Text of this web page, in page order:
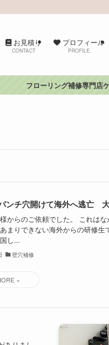
お見積り
CONTACT
プロフィール
PROFILE
フローリング補修専門店
ンチ穴開けて海外へ逃亡
からのご依頼でした。 これは
まりできない海外からの研修生
し...
壁穴補修